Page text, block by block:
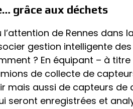
grâce aux déchets
de Rennes dans
gestion intelligente
? En équipant – à
de collecte de
mais aussi de capteurs
seront enregistrées et